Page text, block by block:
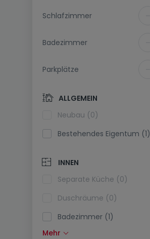
Schlafzimmer
Badezimmer
Parkplätze
ALLGEMEIN
Neubau (0)
Bestehendes Eigentum (1)
INNEN
Separate Küche (0)
Duschräume (0)
Badezimmer (1)
Einbauküche (1)
Mehr